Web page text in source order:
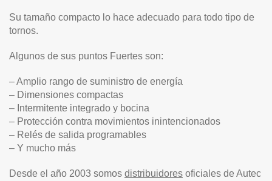
Su tamaño compacto lo hace adecuado para todo tipo de
tornos.
Algunos de sus puntos Fuertes son:
– Amplio rango de suministro de energía
– Dimensiones compactas
– Intermitente integrado y bocina
– Protección contra movimientos inintencionados
– Relés de salida programables
– Y mucho más
Desde el año 2003 somos distribuidores oficiales de Autec